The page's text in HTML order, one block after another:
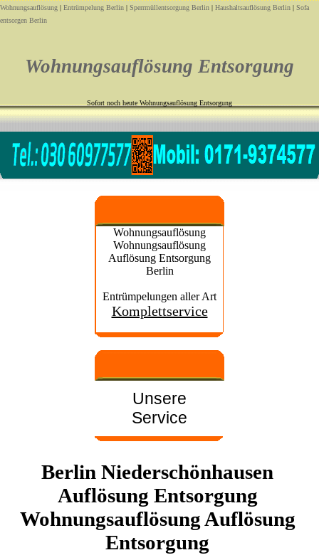
Wohnungsauflösung | Entrümpelung Berlin | Sperrmüllentsorgung Berlin | Haushaltsauflösung Berlin | Sofa
entsorgen Berlin
Wohnungsauflösung Entsorgung
Sofort noch heute Wohnungsauflösung Entsorgung
Wohnungsauflösung
Wohnungsauflösung
Auflösung Entsorgung
Berlin
Entrümpelungen aller Art
Komplettservice
Unsere
Service
Berlin Niederschönhausen
Auflösung Entsorgung
Wohnungsauflösung Auflösung
Entsorgung